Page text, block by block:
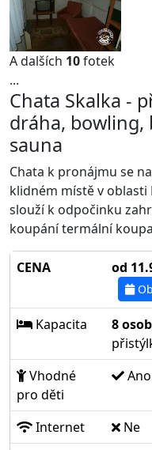
A dalších 10fotek
...
Chata Skalka -
dráha, bowling,
sauna
Chata k pronájmu se
klidném místě v oblasti
slouží k odpočinku
koupání termální
CENA od
Kapacita 8 osob
Vhodné
pro děti
Ano
Internet
Ne